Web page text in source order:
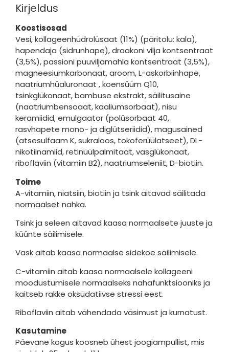
Kirjeldus
Koostisosad
Vesi, kollageenhüdrolüsaat (11%) (päritolu: kala),
hapendaja (sidrunhape), draakoni vilja kontsentraat
(3,5%), passioni puuviljamahla kontsentraat (3,5%),
magneesiumkarbonaat, aroom, L-askorbiinhape,
naatriumhüaluronaat , koensüüm Q10,
tsinkglükonaat, bambuse ekstrakt, säilitusaine
(naatriumbensoaat, kaaliumsorbaat), nisu
keramiidid, emulgaator (polüsorbaat 40,
rasvhapete mono- ja diglütseriidid), magusained
(atsesulfaam K, sukraloos, tokoferüülatseet), DL-
nikotiinamiid, retinüülpalmitaat, vasglükonaat,
riboflaviin (vitamiin B2), naatriumseleniit, D-biotiin.
Toime
A-vitamiin, niatsiin, biotiin ja tsink aitavad säilitada
normaalset nahka.
Tsink ja seleen aitavad kaasa normaalsete juuste ja
küünte säilimisele.
Vask aitab kaasa normaalse sidekoe säilimisele.
C-vitamiin aitab kaasa normaalsele kollageeni
moodustumisele normaalseks nahafunktsiooniks ja
kaitseb rakke oksüdatiivse stressi eest.
Riboflaviin aitab vähendada väsimust ja kurnatust.
Kasutamine
Päevane kogus koosneb ühest joogiampullist, mis